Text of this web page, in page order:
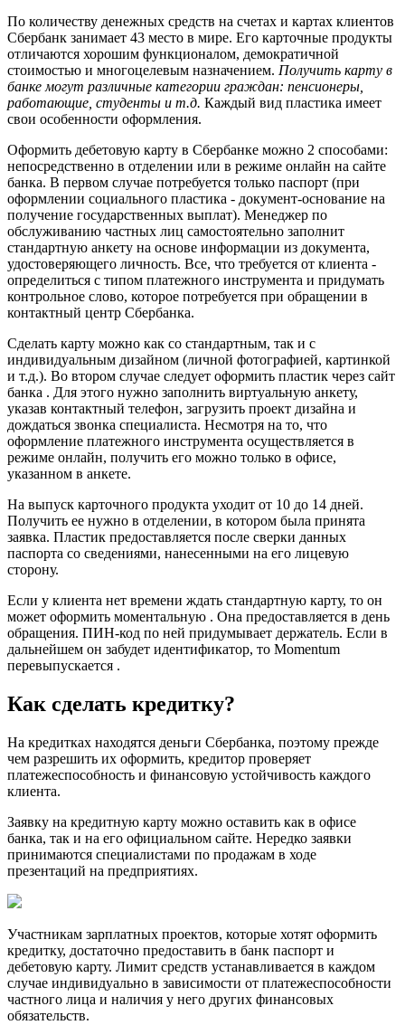
По количеству денежных средств на счетах и картах клиентов
Сбербанк занимает 43 место в мире. Его карточные продукты
отличаются хорошим функционалом, демократичной
стоимостью и многоцелевым назначением. Получить карту в
банке могут различные категории граждан: пенсионеры,
работающие, студенты и т.д. Каждый вид пластика имеет
свои особенности оформления.
Оформить дебетовую карту в Сбербанке можно 2 способами:
непосредственно в отделении или в режиме онлайн на сайте
банка. В первом случае потребуется только паспорт (при
оформлении социального пластика - документ-основание на
получение государственных выплат). Менеджер по
обслуживанию частных лиц самостоятельно заполнит
стандартную анкету на основе информации из документа,
удостоверяющего личность. Все, что требуется от клиента -
определиться с типом платежного инструмента и придумать
контрольное слово, которое потребуется при обращении в
контактный центр Сбербанка.
Сделать карту можно как со стандартным, так и с
индивидуальным дизайном (личной фотографией, картинкой
и т.д.). Во втором случае следует оформить пластик через сайт
банка . Для этого нужно заполнить виртуальную анкету,
указав контактный телефон, загрузить проект дизайна и
дождаться звонка специалиста. Несмотря на то, что
оформление платежного инструмента осуществляется в
режиме онлайн, получить его можно только в офисе,
указанном в анкете.
На выпуск карточного продукта уходит от 10 до 14 дней.
Получить ее нужно в отделении, в котором была принята
заявка. Пластик предоставляется после сверки данных
паспорта со сведениями, нанесенными на его лицевую
сторону.
Если у клиента нет времени ждать стандартную карту, то он
может оформить моментальную . Она предоставляется в день
обращения. ПИН-код по ней придумывает держатель. Если в
дальнейшем он забудет идентификатор, то Momentum
перевыпускается .
Как сделать кредитку?
На кредитках находятся деньги Сбербанка, поэтому прежде
чем разрешить их оформить, кредитор проверяет
платежеспособность и финансовую устойчивость каждого
клиента.
Заявку на кредитную карту можно оставить как в офисе
банка, так и на его официальном сайте. Нередко заявки
принимаются специалистами по продажам в ходе
презентаций на предприятиях.
Участникам зарплатных проектов, которые хотят оформить
кредитку, достаточно предоставить в банк паспорт и
дебетовую карту. Лимит средств устанавливается в каждом
случае индивидуально в зависимости от платежеспособности
частного лица и наличия у него других финансовых
обязательств.